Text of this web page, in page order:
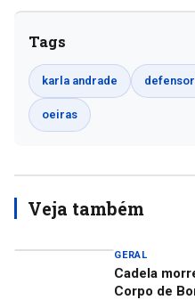
Tags
karla andrade
oeiras
Veja também
GERAL
Cadela
Corpo de